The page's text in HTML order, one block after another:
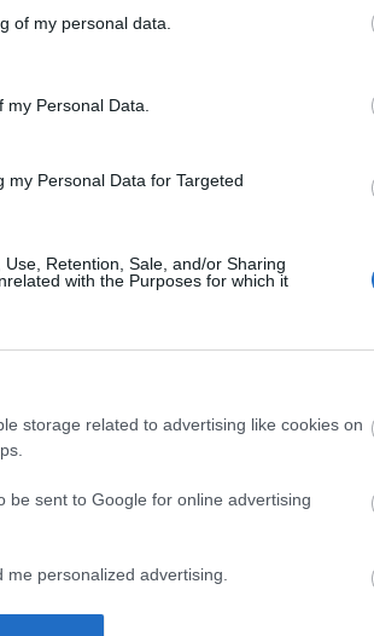
of my personal data.
Personal Data.
Personal Data for Targeted
Retention, Sale, and/or Sharing
with the Purposes for which it
storage related to advertising like cookies on
be sent to Google for online advertising
personalized advertising.
storage related to analytics like cookies on
forgatás részleteiről és a zenekar
Tárkány Műveknyáron adta ki
rajongói körében kultikussá vált
Junior díjasTárkány Művek nyáron
őszi hangulatokat idéz; az előző
elmélyülésrehív.